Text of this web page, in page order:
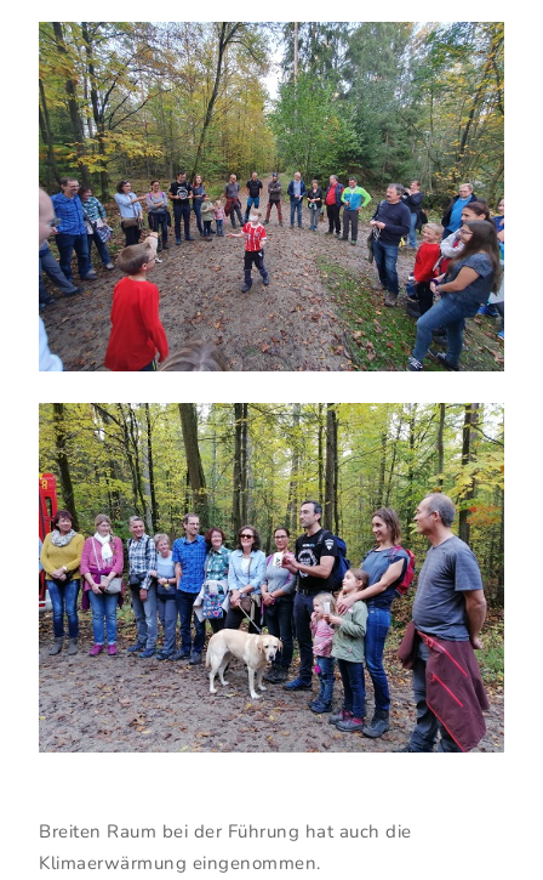
Breiten Raum bei der Führung hat auch die
Klimaerwärmung eingenommen.